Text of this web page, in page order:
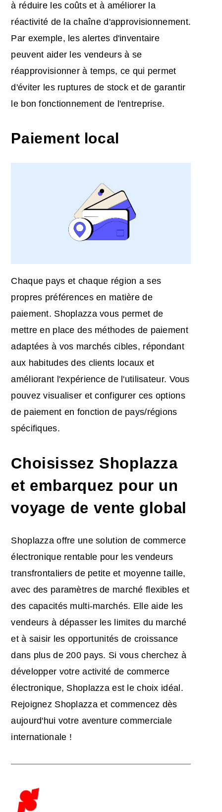
à réduire les coûts et à améliorer la
réactivité de la chaîne d'approvisionnement.
Par exemple, les alertes d'inventaire
peuvent aider les vendeurs à se
réapprovisionner à temps, ce qui permet
d'éviter les ruptures de stock et de garantir
le bon fonctionnement de l'entreprise.
Paiement local
Chaque pays et chaque région a ses
propres préférences en matière de
paiement. Shoplazza vous permet de
mettre en place des méthodes de paiement
adaptées à vos marchés cibles, répondant
aux habitudes des clients locaux et
améliorant l'expérience de l'utilisateur. Vous
pouvez visualiser et configurer ces options
de paiement en fonction de pays/régions
spécifiques.
Choisissez Shoplazza
et embarquez pour un
voyage de vente global
Shoplazza offre une solution de commerce
électronique rentable pour les vendeurs
transfrontaliers de petite et moyenne taille,
avec des paramètres de marché flexibles et
des capacités multi-marchés. Elle aide les
vendeurs à dépasser les limites du marché
et à saisir les opportunités de croissance
dans plus de 200 pays. Si vous cherchez à
développer votre activité de commerce
électronique, Shoplazza est le choix idéal.
Rejoignez Shoplazza et commencez dès
aujourd'hui votre aventure commerciale
internationale !